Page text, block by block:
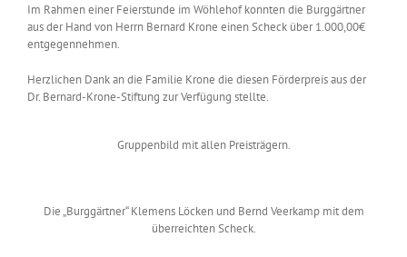
Im Rahmen einer Feierstunde im Wöhlehof konnten die Burggärtner
aus der Hand von Herrn Bernard Krone einen Scheck über 1.000,00€
entgegennehmen.
Herzlichen Dank an die Familie Krone die diesen Förderpreis aus der
Dr. Bernard-Krone-Stiftung zur Verfügung stellte.
Gruppenbild mit allen Preisträgern.
Die „Burggärtner“ Klemens Löcken und Bernd Veerkamp mit dem
überreichten Scheck.